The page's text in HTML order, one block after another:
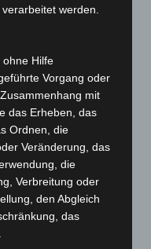
in Niedersachsen
schnell
starten beim
A7 – Polizei sucht
werden.
Hilfe
Vorgang oder
mit
das Erheben, das
Ordnen, die
Veränderung, das
die
Verbreitung oder
den Abgleich
das